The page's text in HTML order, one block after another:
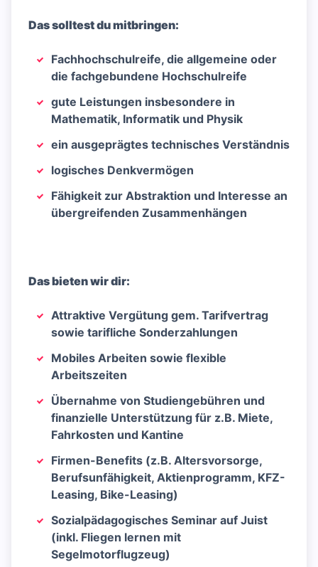
Das solltest du mitbringen:
Fachhochschulreife, die allgemeine oder
die fachgebundene Hochschulreife
gute Leistungen insbesondere in
Mathematik, Informatik und Physik
ein ausgeprägtes technisches Verständnis
logisches Denkvermögen
Fähigkeit zur Abstraktion und Interesse an
übergreifenden Zusammenhängen
Das bieten wir dir:
Attraktive Vergütung gem. Tarifvertrag
sowie tarifliche Sonderzahlungen
Mobiles Arbeiten sowie flexible
Arbeitszeiten
Übernahme von Studiengebühren und
finanzielle Unterstützung für z.B. Miete,
Fahrkosten und Kantine
Firmen-Benefits (z.B. Altersvorsorge,
Berufsunfähigkeit, Aktienprogramm, KFZ-
Leasing, Bike-Leasing)
Sozialpädagogisches Seminar auf Juist
(inkl. Fliegen lernen mit
Segelmotorflugzeug)